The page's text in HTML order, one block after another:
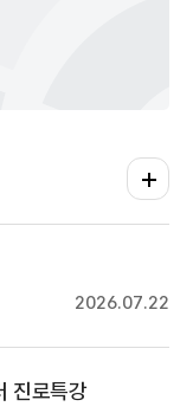
2026.07.22
진로특강
공지사